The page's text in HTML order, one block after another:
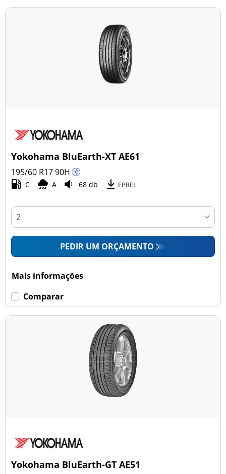
Yokohama BluEarth-XT AE61
195/60 R1790H
C A 68 db EPREL
PEDIR UM ORÇAMENTO
Mais informações
Comparar
Yokohama BluEarth-GT AE51